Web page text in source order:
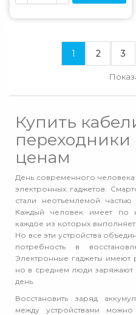
1 2 3
Купить
ценам
День современного человека
электронных гаджетов.
стали неотъемлемой
Каждый человек имеет по
каждое из которых
Но все эти устройства
потребность в
Электронные гаджеты имеют
но в среднем люди заряжают
день.
Восстановить заряд
между устройствами